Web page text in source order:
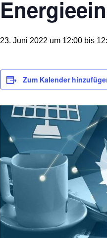
23. Juni 2022 um 12:00 bis
Zum Kalender